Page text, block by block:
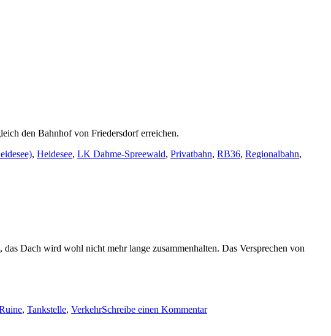
den Bahnhof von Friedersdorf erreichen.
, Heidesee, LK Dahme-Spreewald, Privatbahn, RB36, Regionalbahn,
Dach wird wohl nicht mehr lange zusammenhalten. Das Versprechen von
, Tankstelle, VerkehrSchreibe einen Kommentarzu